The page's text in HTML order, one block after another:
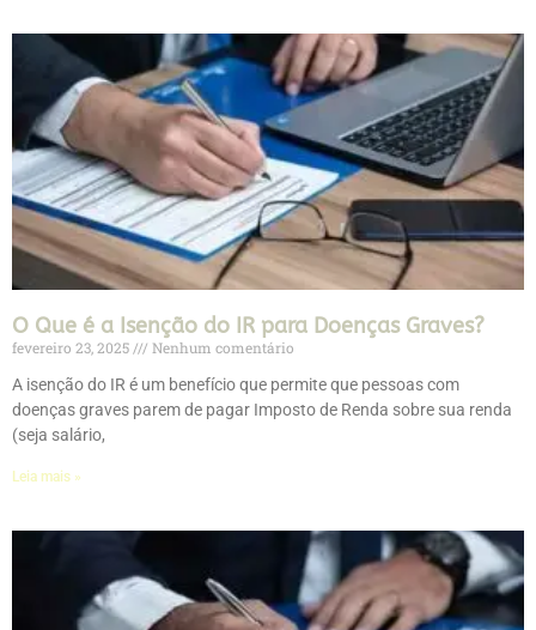
O Que é a Isenção do IR para Doenças Graves?
fevereiro 23, 2025
Nenhum comentário
A isenção do IR é um benefício que permite que pessoas com
doenças graves parem de pagar Imposto de Renda sobre sua renda
(seja salário,
Leia mais »